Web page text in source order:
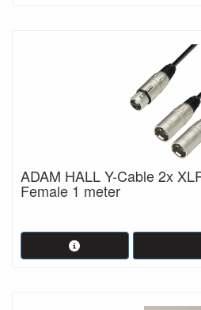
ADAM HALL Y-Cable 2x
Female 1 meter